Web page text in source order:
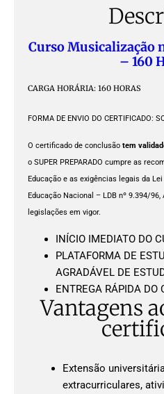
Curso Musicalização
– 160
CARGA HORÁRIA: 160 HORAS
FORMA DE ENVIO DO CERTIFICADO:
O certificado de conclusão tem
o SUPER PREPARADO cumpre as
Educação e as exigências legais da
Educação Nacional – LDB nº 9.394/
legislações em vigor.
INÍCIO IMEDIATO DO
PLATAFORMA DE
AGRADÁVEL DE
ENTREGA RÁPIDA DO
Vantagens
Extensão
extracurriculares,